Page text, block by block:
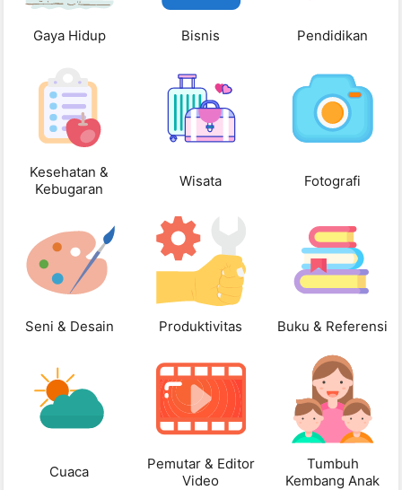
Gaya Hidup Bisnis Pendidikan
Kesehatan &
Kebugaran
Wisata Fotografi
Seni & Desain Produktivitas Buku & Referensi
Cuaca
Pemutar & Editor
Video
Tumbuh
Kembang Anak